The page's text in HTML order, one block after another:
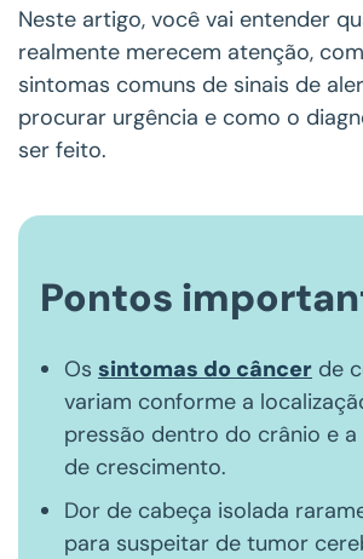
Neste artigo, você vai entender
realmente merecem atenção,
sintomas comuns de sinais de
procurar urgência e como o
ser feito.
Pontos
Os sintomas do câncer de
variam conforme a
pressão dentro do crânio e
de crescimento.
Dor de cabeça isolada
para suspeitar de tumor